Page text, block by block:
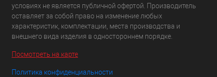
условиях не является публичной офертой. Производитель
оставляет за собой право на изменение любых
характеристик, комплектации, места производства и
внешнего вида изделия в одностороннем порядке.
Посмотреть на карте
Политика конфиденциальности